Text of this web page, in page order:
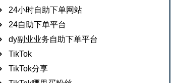
24小时自助下单网站
24自助下单平台
dy副业业务自助下单平台
TikTok
TikTok分享